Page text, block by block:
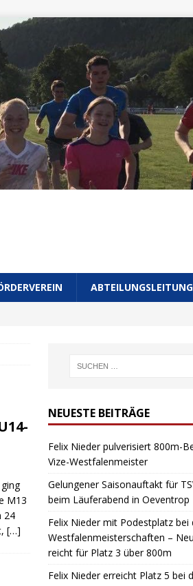
ABTEILUNGSLEITUNG
M13
24
[…]
NEUESTE BEITRÄGE
Felix Nieder pulverisiert 800m-
Vize-Westfalenmeister
Gelungener Saisonauftakt für
beim Läuferabend in Oeventrop
Felix Nieder mit Podestplatz bei
Westfalenmeisterschaften –
reicht für Platz 3 über 800m
Felix Nieder erreicht Platz 5 bei